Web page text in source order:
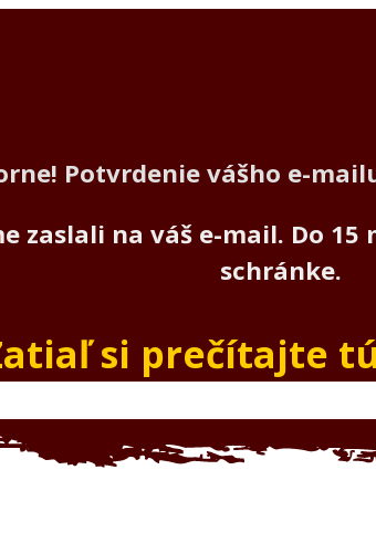
Potvrdenie vášho e-
zaslali na váš e-mail. Do
schránke.
si prečítajte